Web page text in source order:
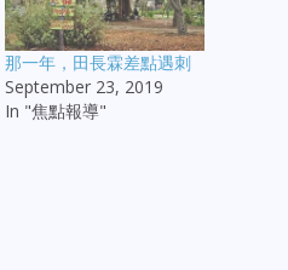
那一年，田長霖差點遇刺
September 23, 2019
In "焦點報導"